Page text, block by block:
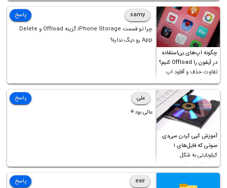
چگونه اپ‌های بی‌استفاده
در آیفون را Offload کنیم؟
تفاوت حذف و آفلود اپ
چیست؟
samy
چرا تو قسمت iPhone Storage گزینه Offload و Delete
App رو دیگ نداره؟
پاسخ
آموزش کپی کردن سی‌دی
صوتی که فایل‌های ۱
کیلوبایتی به شکل
شورت‌کات در آن موجود
است!
علی
عالی بود⚘
پاسخ
exir
پاسخ